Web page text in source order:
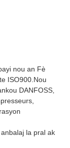
nou an Fè
ISO900.Nou
DANFOSS,
la pral ak